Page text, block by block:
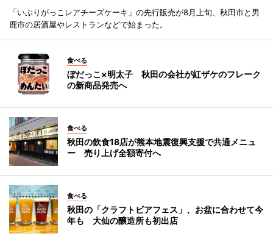
「いぶりがっこレアチーズケーキ」の先行販売が8月上旬、秋田市と男
鹿市の居酒屋やレストランなどで始まった。
食べる
ぼだっこ×明太子 秋田の会社が紅ザケのフレーク
の新商品発売へ
食べる
秋田の飲食18店が熊本地震復興支援で共通メニュ
ー 売り上げ全額寄付へ
食べる
秋田の「クラフトビアフェス」、お盆に合わせて今
年も 大仙の醸造所も初出店